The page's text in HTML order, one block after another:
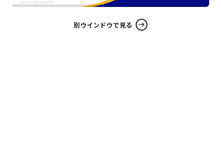
別ウインドウで見る